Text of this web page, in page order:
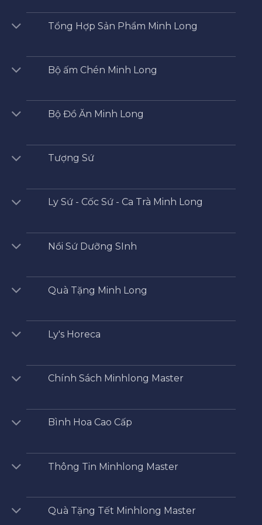
Tổng Hợp Sản Phẩm Minh Long
Bộ ấm Chén Minh Long
Bộ Đồ Ăn Minh Long
Tượng Sứ
Ly Sứ - Cốc Sứ - Ca Trà Minh Long
Nồi Sứ Dưỡng SInh
Quà Tặng Minh Long
Ly's Horeca
Chính Sách Minhlong Master
Bình Hoa Cao Cấp
Thông Tin Minhlong Master
Quà Tặng Tết Minhlong Master